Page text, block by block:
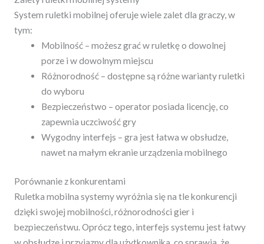
System ruletki mobilnej oferuje wiele zalet dla graczy, w
tym:
Mobilność – możesz grać w ruletkę o dowolnej
porze i w dowolnym miejscu
Różnorodność – dostępne są różne warianty ruletki
do wyboru
Bezpieczeństwo – operator posiada licencję, co
zapewnia uczciwość gry
Wygodny interfejs – gra jest łatwa w obsłudze,
nawet na małym ekranie urządzenia mobilnego
Porównanie z konkurentami
Ruletka mobilna systemy wyróżnia się na tle konkurencji
dzięki swojej mobilności, różnorodności gier i
bezpieczeństwu. Oprócz tego, interfejs systemu jest łatwy